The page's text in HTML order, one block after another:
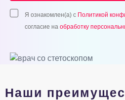
Я ознакомлен(а) с Политикой
согласие на обработку
Наши